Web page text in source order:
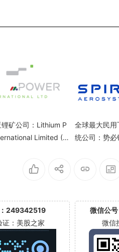
矿公司：Lithium P
Limited (L
全球最大民
统公司：势必
249342519
证：美股之家
微信公
微信